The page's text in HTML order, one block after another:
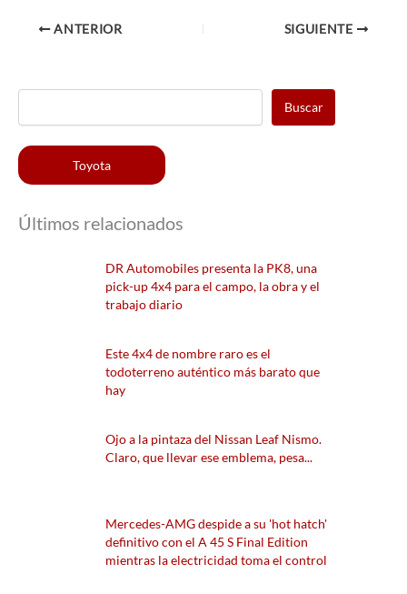
ANTERIOR SIGUIENTE
Buscar
Toyota
Últimos relacionados
DR Automobiles presenta la PK8, una
pick-up 4x4 para el campo, la obra y el
trabajo diario
Este 4x4 de nombre raro es el
todoterreno auténtico más barato que
hay
Ojo a la pintaza del Nissan Leaf Nismo.
Claro, que llevar ese emblema, pesa...
Mercedes-AMG despide a su 'hot hatch'
definitivo con el A 45 S Final Edition
mientras la electricidad toma el control